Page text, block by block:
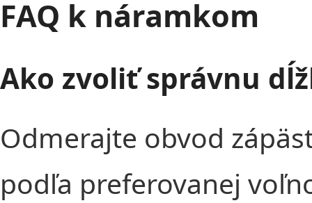
FAQ k náramkom
Ako zvoliť správnu
Odmerajte obvod
podľa preferovanej